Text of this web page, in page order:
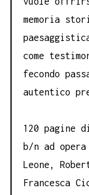
memoria
come
fecondo
autentico
120 pagine
b/n ad
Leone,
Francesca